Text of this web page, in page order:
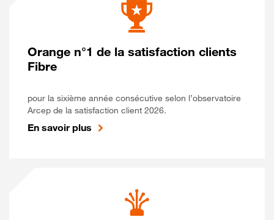
Orange n°1 de la satisfaction clients
Fibre
pour la sixième année consécutive selon l’observatoire
Arcep de la satisfaction client 2026.
En savoir plus